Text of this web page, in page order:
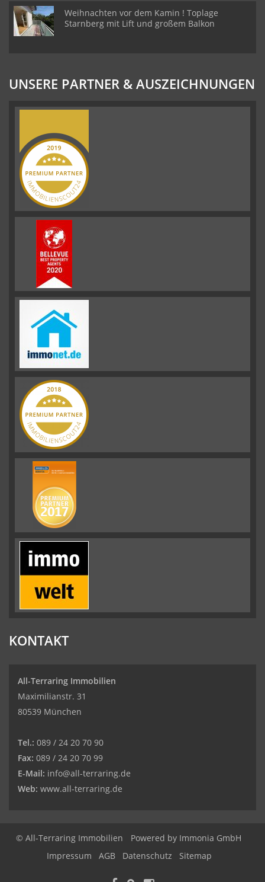
Weihnachten vor dem Kamin ! Toplage
Starnberg mit Lift und großem Balkon
UNSERE PARTNER & AUSZEICHNUNGEN
KONTAKT
All-Terraring Immobilien
Maximilianstr. 31
80539 München
Tel.: 089 / 24 20 70 90
Fax: 089 / 24 20 70 99
E-Mail: info@all-terraring.de
Web: www.all-terraring.de
© All-Terraring Immobilien Powered by Immonia GmbH
Impressum
AGB Datenschutz Sitemap